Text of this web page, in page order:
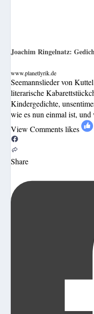
Joachim Ringelnatz:
www.planetlyrik.de
Seemannslieder von
literarische
Kindergedichte,
wie es nun einmal ist, und
View Comments likes
Share